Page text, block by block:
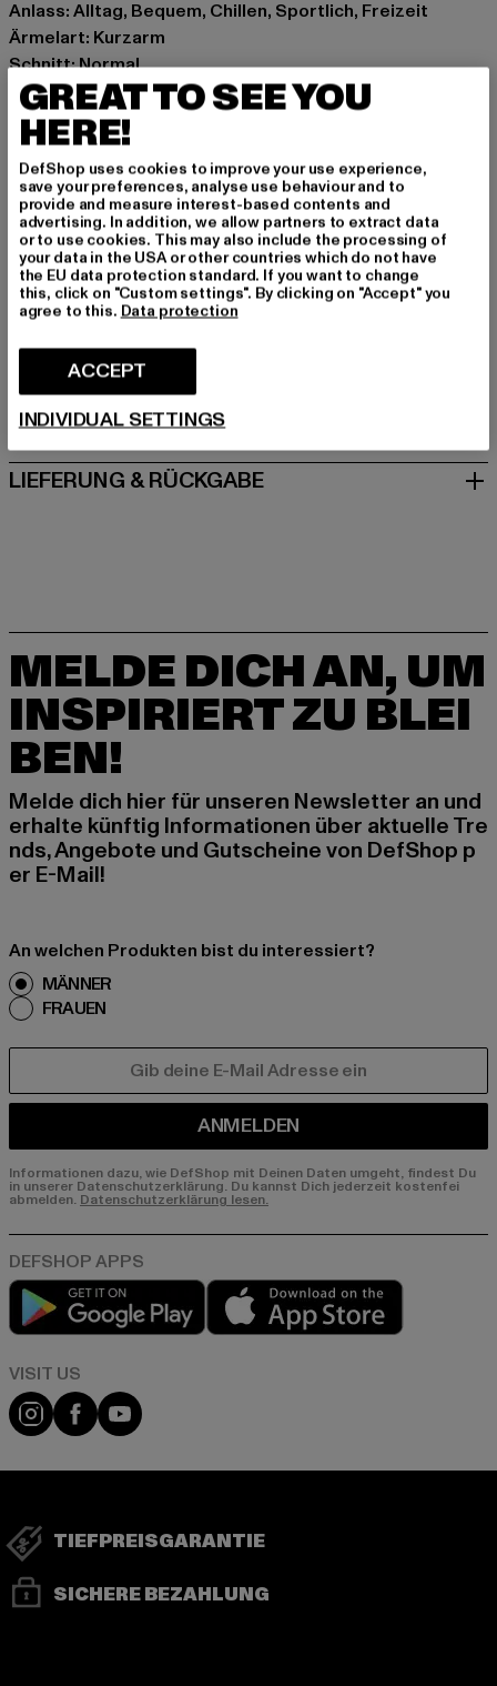
Anlass: Alltag, Bequem, Chillen, Sportlich, Freizeit
Ärmelart: Kurzarm
Schnitt: Normal
Marke: Dstrezzed
Kat.: Polo Shirts
Farbe: beige
Hersteller Farbe: sand
Materialzusammensetzung: 100% Baumwolle
Art.Nr: DZ420062-00208
Hersteller: Dstrezzed B.V. |webshop@dstrezzed.com
Sloterweg 303 H3 | 1171 VC Badhoevedorp | NL
GRÖSSE & PASSFORM
PFLEGEHINWEISE
LIEFERUNG & RÜCKGABE
MELDE DICH AN, UM
INSPIRIERT ZU BLEI
BEN!
Melde dich hier für unseren Newsletter an und
erhalte künftig Informationen über aktuelle Tre
nds, Angebote und Gutscheine von DefShop p
er E-Mail!
An welchen Produkten bist du interessiert?
MÄNNER
FRAUEN
ANMELDEN
Informationen dazu, wie DefShop mit Deinen Daten umgeht, findest Du
in unserer Datenschutzerklärung. Du kannst Dich jederzeit kostenfei
abmelden. Datenschutzerklärung lesen.
Play market
Visit our Instagram page:
Visit our Facebook page:
Visit our YouTube channel:
TIEFPREISGARANTIE
SICHERE BEZAHLUNG
GREAT TO SEE YOU
HERE!
DefShop uses cookies to improve your use experience,
save your preferences, analyse use behaviour and to
provide and measure interest-based contents and
advertising. In addition, we allow partners to extract data
or to use cookies. This may also include the processing of
your data in the USA or other countries which do not have
the EU data protection standard. If you want to change
this, click on "Custom settings". By clicking on "Accept" you
agree to this. Data protection
ACCEPT
INDIVIDUAL SETTINGS